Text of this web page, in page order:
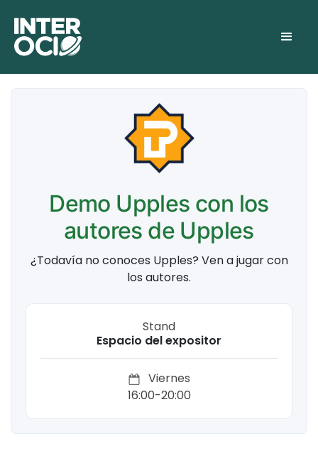
Demo Upples con los
autores de Upples
¿Todavía no conoces Upples? Ven a jugar con
los autores.
Stand
Espacio del expositor
Viernes
16:00-20:00